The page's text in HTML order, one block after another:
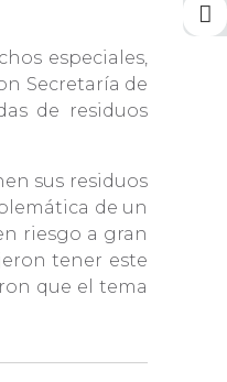
especiales,
Secretaría de
de residuos
sus residuos
de un
riesgo a gran
tener este
que el tema